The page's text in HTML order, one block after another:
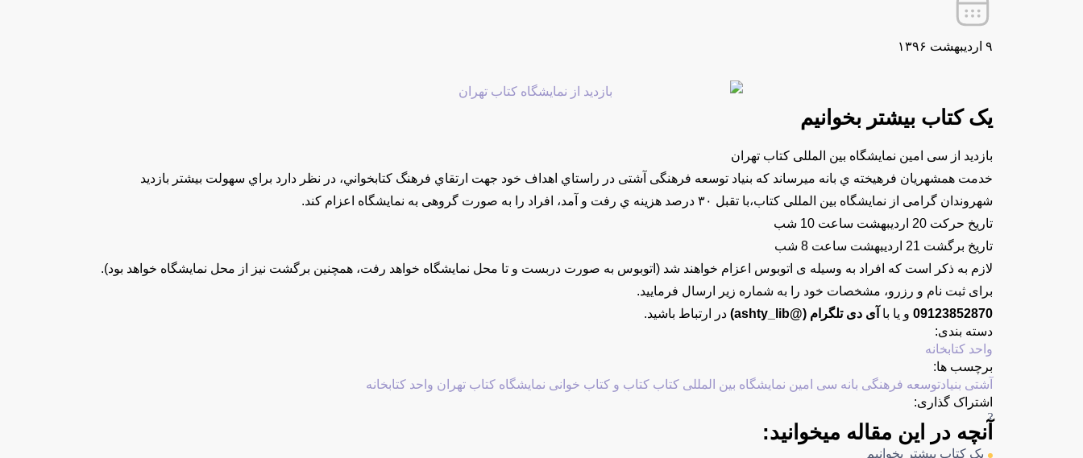
۹ اردیبهشت ۱۳۹۶
یک کتاب بیشتر بخوانیم
بازدید از سی امین نمایشگاه بین المللی کتاب تهران
خدمت همشهريان فرهيخته ي بانه ميرساند كه بنیاد توسعه فرهنگی آشتی در راستاي اهداف خود جهت ارتقاي فرهنگ كتابخواني، در نظر دارد براي سهولت بيشتر بازدید
شهروندان گرامی از نمایشگاه بین المللی کتاب،با تقبل ٣٠ درصد هزينه ي رفت و آمد، افراد را به صورت گروهی به نمایشگاه اعزام کند.
تاریخ حرکت 20 اردیبهشت ساعت 10 شب
تاریخ برگشت 21 اردیبهشت ساعت 8 شب
لازم به ذكر است كه افراد به وسیله ی اتوبوس اعزام خواهند شد (اتوبوس به صورت دربست و تا محل نمايشگاه خواهد رفت، همچنين برگشت نيز از محل نمايشگاه خواهد بود).
برای ثبت نام و رزرو، مشخصات خود را به شماره زیر ارسال فرمایید.
09123852870 و یا با آی دی تلگرام (@ashty_lib)
در ارتباط باشید.
دسته بندی:
واحد کتابخانه
برچسب ها:
آشتی بنیادتوسعه فرهنگی بانه سی امین نمایشگاه بین المللی کتاب کتاب و کتاب خوانی نمایشگاه کتاب تهران واحد کتابخانه
اشتراک گذاری:
آنچه در این مقاله میخوانید:
یک کتاب بیشتر بخوانیم